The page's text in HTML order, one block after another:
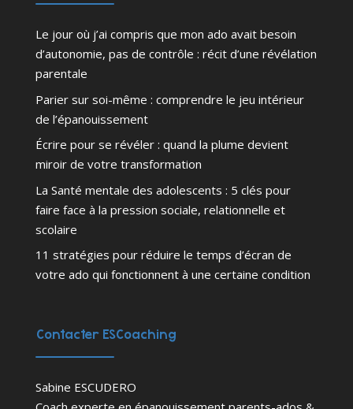
Le jour où j’ai compris que mon ado avait besoin
d’autonomie, pas de contrôle : récit d’une révélation
parentale
Parier sur soi-même : comprendre le jeu intérieur
de l’épanouissement
Écrire pour se révéler : quand la plume devient
miroir de votre transformation
La Santé mentale des adolescents : 5 clés pour
faire face à la pression sociale, relationnelle et
scolaire
11 stratégies pour réduire le temps d’écran de
votre ado qui fonctionnent à une certaine condition
Contacter ESCoaching
Sabine ESCUDERO